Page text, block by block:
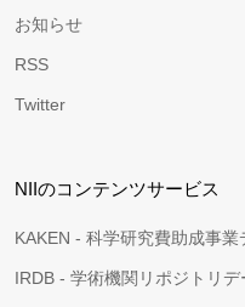
お知らせ
RSS
Twitter
NIIのコンテンツサービス
KAKEN - 科学研究費助成事業
IRDB - 学術機関リポジトリデ